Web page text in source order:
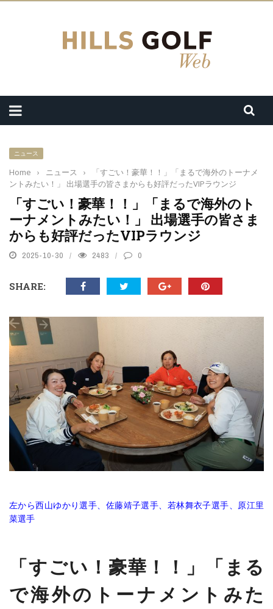
ニュース
Home › ニュース ›
「すごい！豪華！！」「まるで海外のトーナメ
ントみたい！」 出場選手の皆さまからも好評だったVIPラウンジ
「すごい！豪華！！」「まるで海外のト
ーナメントみたい！」 出場選手の皆さま
からも好評だったVIPラウンジ
2025-10-30 2483 0
SHARE:
左から西山ゆかり選手、佐藤靖子選手、若林舞衣子選手、原江里
菜選手
「すごい！豪華！！」「まる
で海外のトーナメントみた